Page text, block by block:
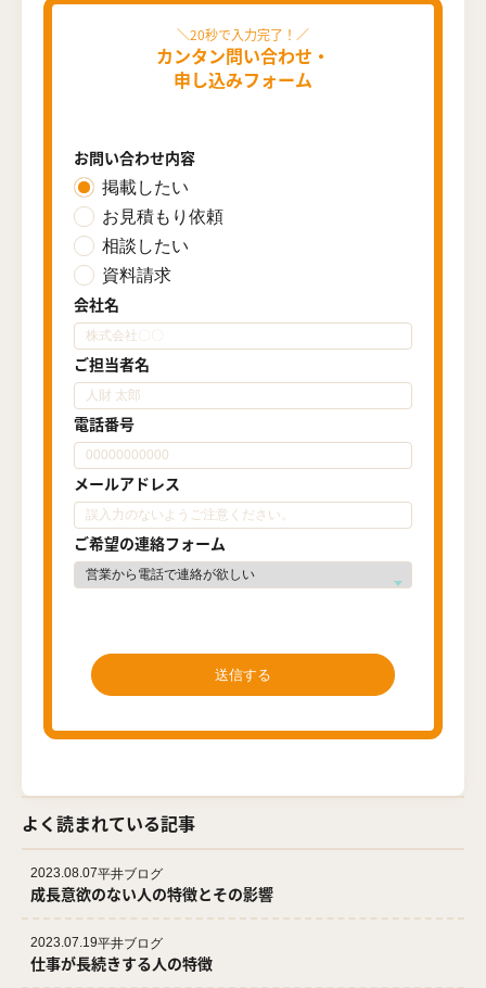
よく読まれている記事
2023.08.07平井ブログ
成長意欲のない人の特徴とその影響
2023.07.19平井ブログ
仕事が長続きする人の特徴
カンタン問い合わせ・
申し込みフォーム
お問い合わせ内容
掲載したい
お見積もり依頼
相談したい
資料請求
会社名
ご担当者名
電話番号
メールアドレス
ご希望の連絡フォーム